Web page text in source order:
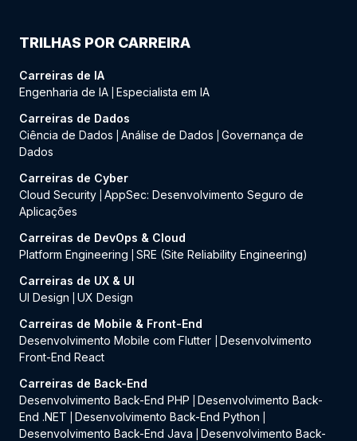
TRILHAS POR CARREIRA
Carreiras de IA
Engenharia de IA Especialista em IA
Carreiras de Dados
Ciência de Dados
Análise de Dados
Governança de
Dados
Carreiras de Cyber
Cloud Security AppSec: Desenvolvimento Seguro de
Aplicações
Carreiras de DevOps & Cloud
Platform Engineering
SRE (Site Reliability Engineering)
Carreiras de UX & UI
UI Design
UX Design
Carreiras de Mobile & Front-End
Desenvolvimento Mobile com Flutter
Desenvolvimento
Front-End React
Carreiras de Back-End
Desenvolvimento Back-End PHP
Desenvolvimento Back-
End .NET
Desenvolvimento Back-End Python
Desenvolvimento Back-End Java
Desenvolvimento Back-